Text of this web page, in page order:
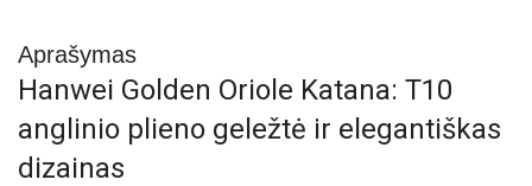
Aprašymas
Hanwei Golden Oriole Katana: T10
anglinio plieno geležtė ir elegantiškas
dizainas